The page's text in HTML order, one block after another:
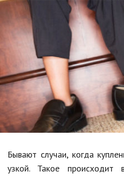
Hi-Tech. Интернет
Россия
Наука и техника
Политика
Образование
В мире
Культура
Спорт
Бывают случаи, когда
узкой. Такое происходит